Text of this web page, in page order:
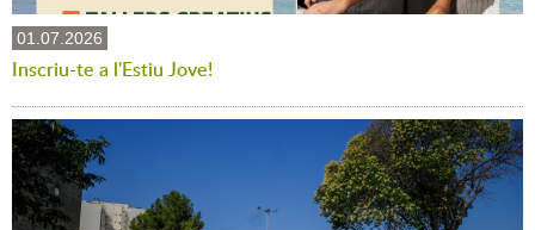
01.07.2026
Inscriu-te a l'Estiu Jove!